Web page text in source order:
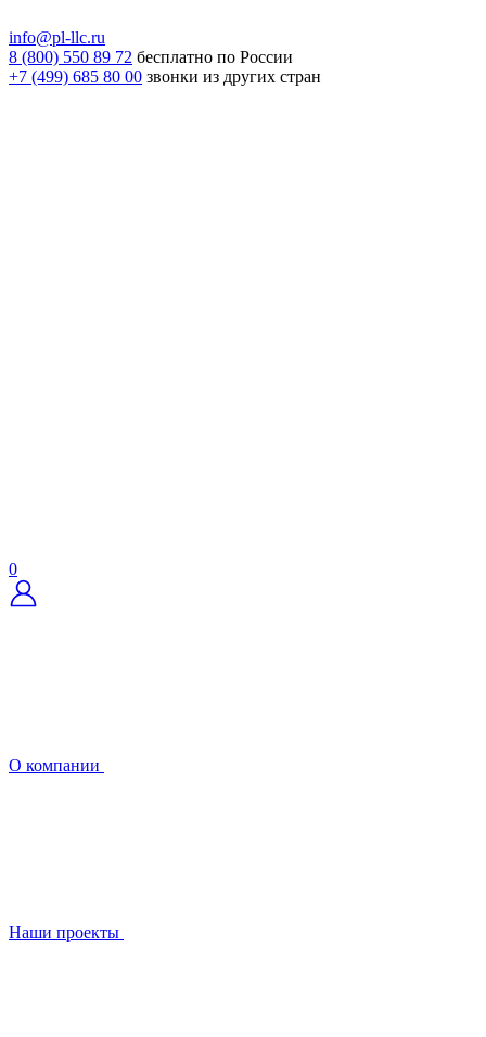
info@pl-llc.ru
8 (800) 550 89 72 бесплатно по России
+7 (499) 685 80 00 звонки из других стран
0
О компании
Наши проекты